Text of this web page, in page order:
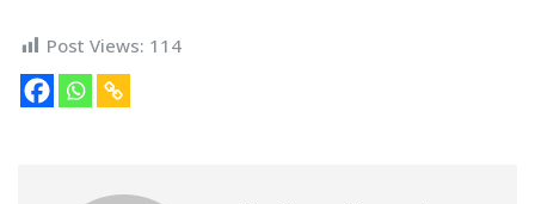
Post Views: 114